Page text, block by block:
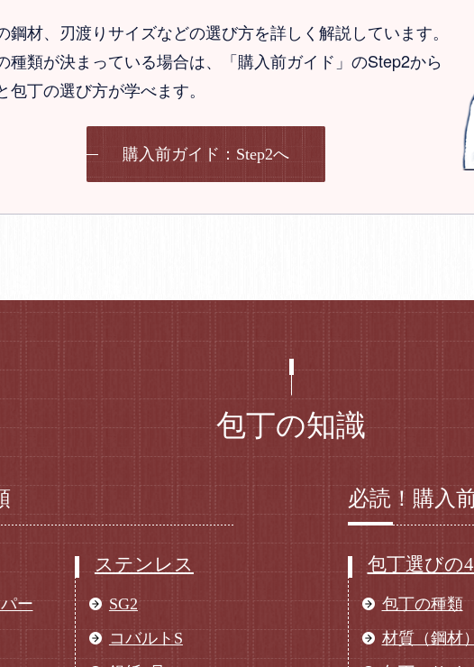
鋼材、刃渡りサイズなどの選び方を詳しく解説しています。
種類が決まっている場合は、「購入前ガイド」のStep2から
包丁の選び方が学べます。
購入前ガイド：Step2へ
包丁の知識
ー
ステンレス
SG2
コバルトS
必読！購入
包丁選びの
包丁の種類
材質（鋼材